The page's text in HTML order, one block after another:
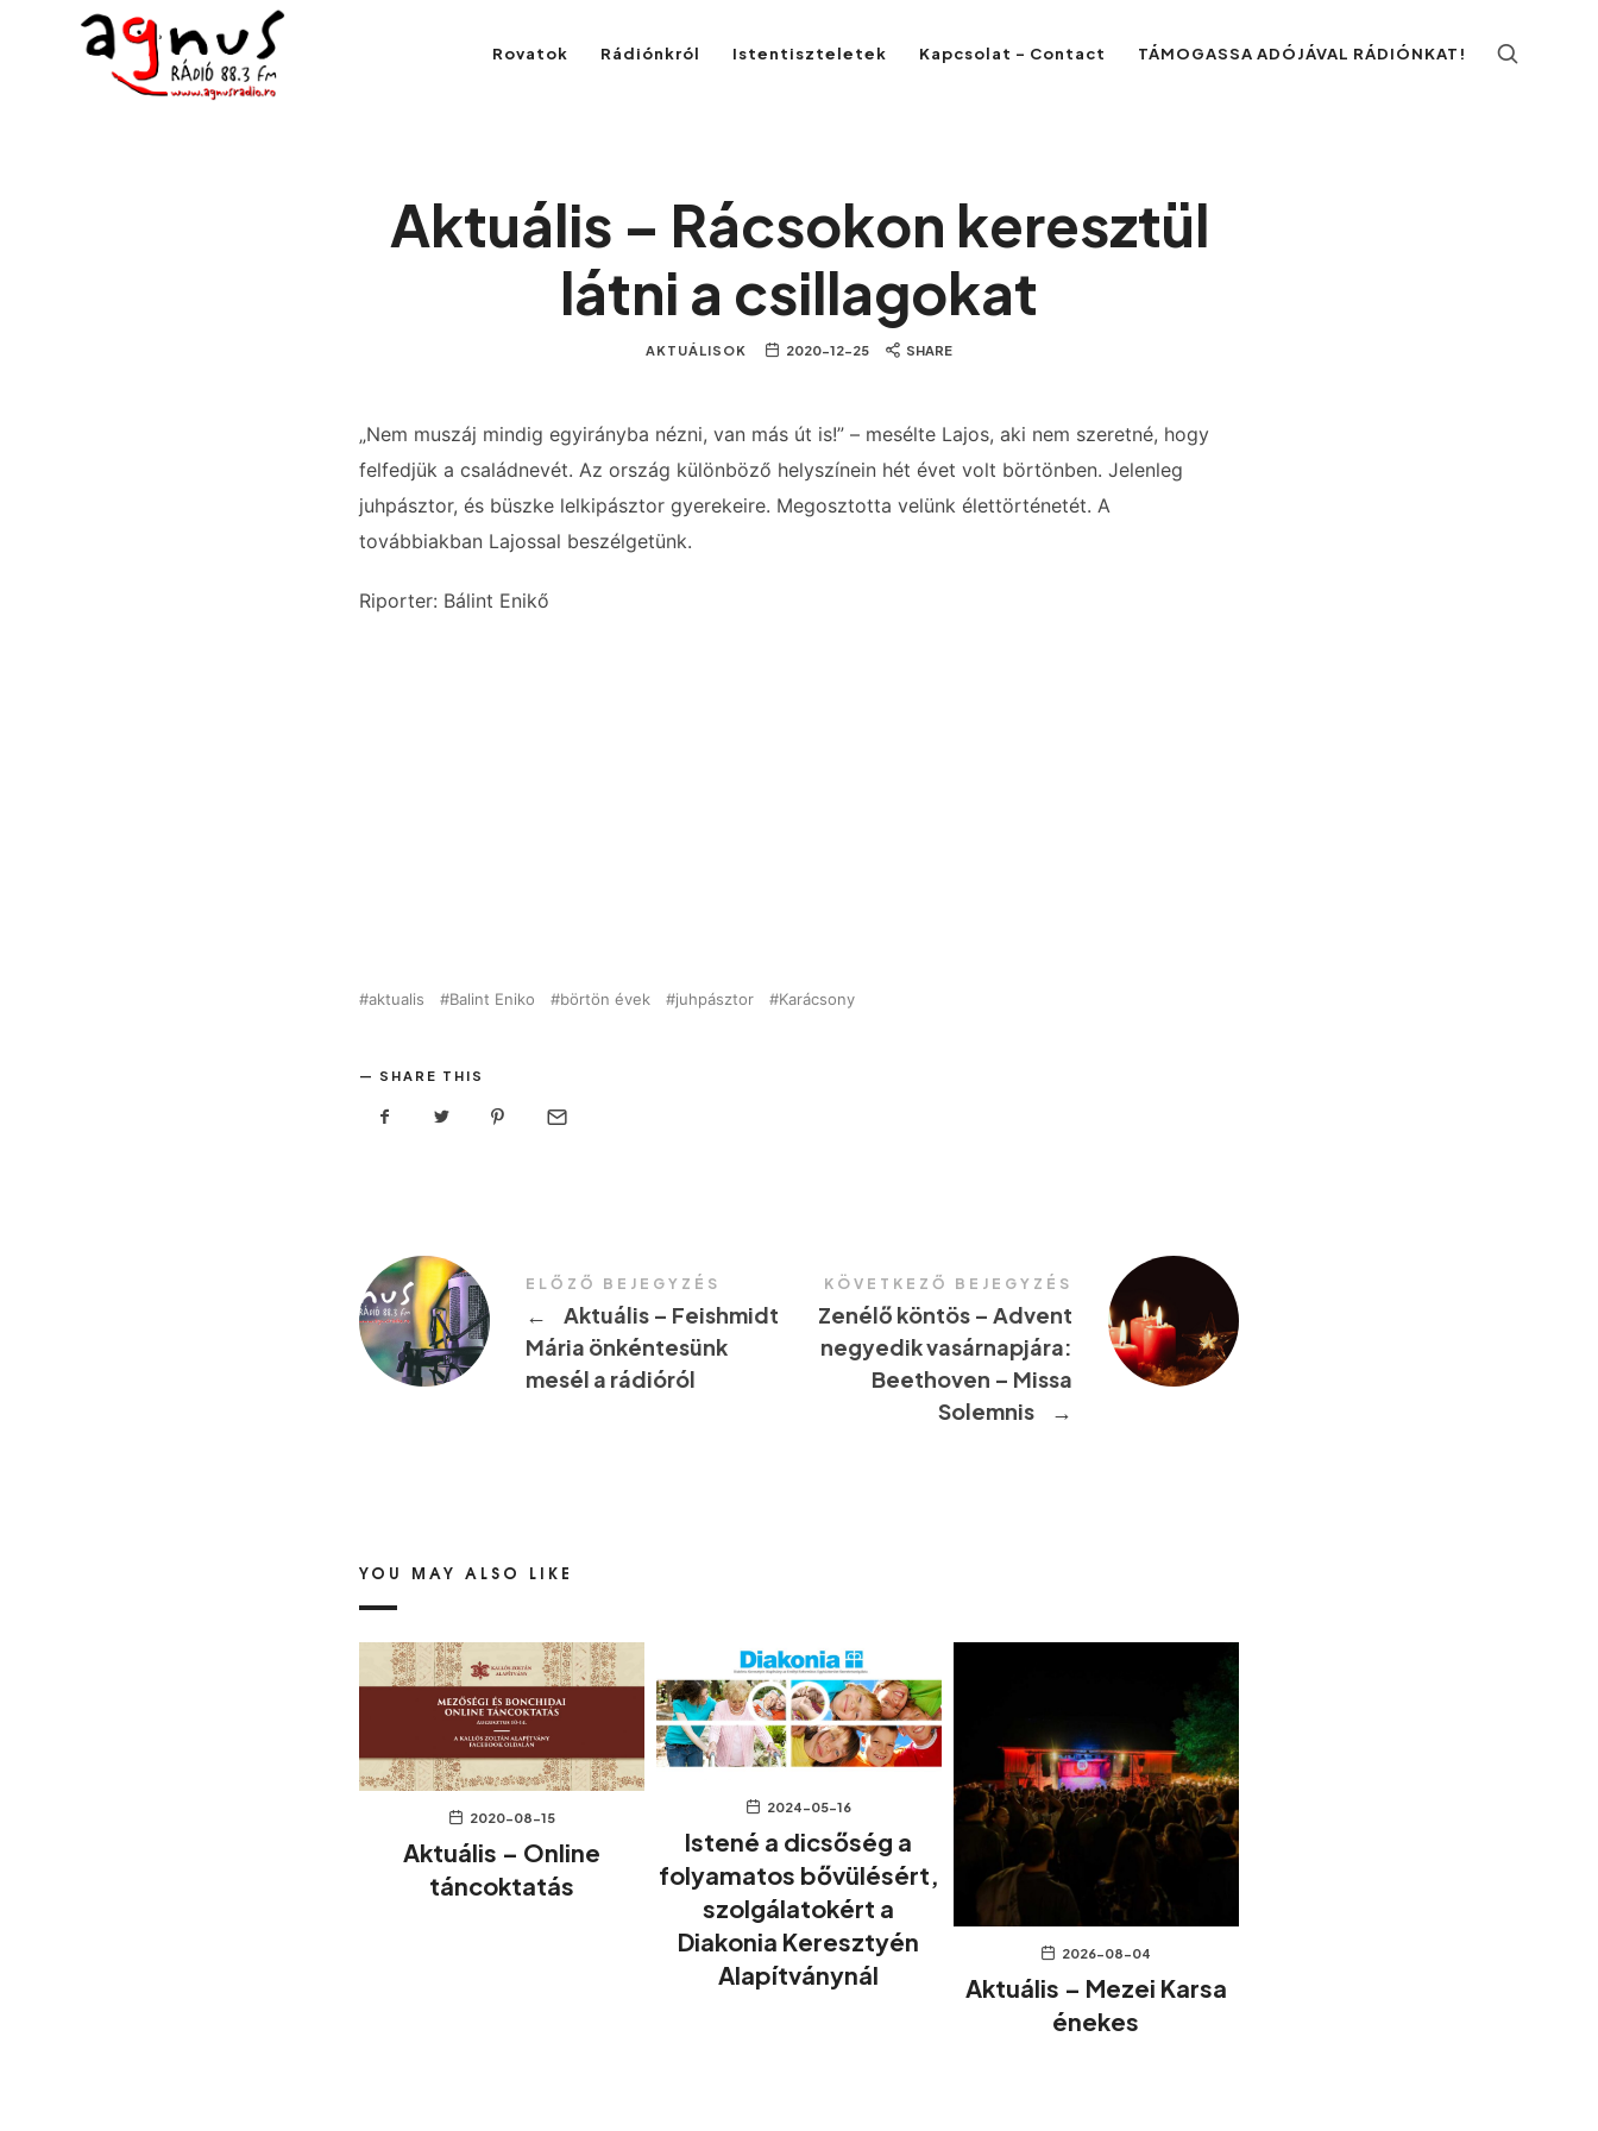
Agnus Rádió Rovatok Rádiónkról Istentiszteletek Kapcsolat – Contact TÁMOGASSA ADÓJÁVAL RÁDIÓNKAT!
Aktuális – Rácsokon keresztül
látni a csillagokat
AKTUÁLISOK 2020-12-25 SHARE
„Nem muszáj mindig egyirányba nézni, van más út is!” – mesélte Lajos, aki nem szeretné, hogy
felfedjük a családnevét. Az ország különböző helyszínein hét évet volt börtönben. Jelenleg
juhpásztor, és büszke lelkipásztor gyerekeire. Megosztotta velünk élettörténetét. A
továbbiakban Lajossal beszélgetünk.
Riporter: Bálint Enikő
aktualis Balint Eniko börtön évek juhpásztor Karácsony
SHARE THIS
ELŐZŐ BEJEGYZÉS
←
Aktuális – Feishmidt
Mária önkéntesünk
mesél a rádióról
KÖVETKEZŐ BEJEGYZÉS
Zenélő köntös – Advent
negyedik vasárnapjára:
Beethoven – Missa
Solemnis
→
YOU MAY ALSO LIKE
2020-08-15
Aktuális – Online
táncoktatás
2024-05-16
Istené a dicsőség a
folyamatos bővülésért,
szolgálatokért a
Diakonia Keresztyén
Alapítványnál
2026-08-04
Aktuális – Mezei Karsa
énekes